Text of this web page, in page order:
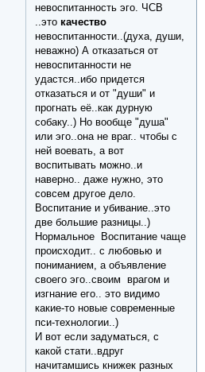
невоспитанность эго. ЧСВ
..это качество
невоспитанности..(духа, души,
неважно) А отказаться от
невоспитанности не
удастся..ибо придется
отказаться и от "души" и
прогнать её..как дурную
собаку..) Но вообще "душа"
или эго..она не враг.. чтобы с
ней воевать, а вот
воспитывать можно..и
наверно.. даже нужно, это
совсем другое дело.
Воспитание и убивание..это
две большие разницы..)
Нормальное Воспитание чаще
происходит.. с любовью и
пониманием, а объявление
своего эго..своим врагом и
изгнание его.. это видимо
какие-то новые современные
пси-технологии..)
И вот если задуматься, с
какой стати..вдруг
начитамшись книжек разных